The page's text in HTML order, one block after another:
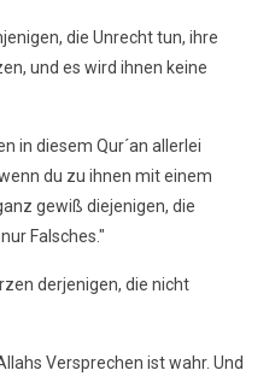
die Unrecht tun, ihre
und es wird ihnen keine
in diesem Qur´an allerlei
du zu ihnen mit einem
gewiß diejenigen, die
Falsches."
derjenigen, die nicht
Versprechen ist wahr. Und